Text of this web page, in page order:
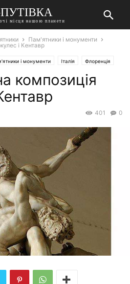
місця нашою планети
Пам'ятники і монументи
і Кентавр
і монументи Італія Флоренція
композиція
0
401